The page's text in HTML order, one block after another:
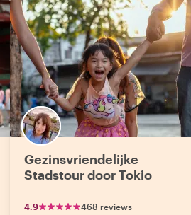
Gezinsvriendelijke
Stadstour door Tokio
4.9 468 reviews